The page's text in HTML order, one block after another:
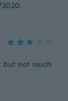
but not much